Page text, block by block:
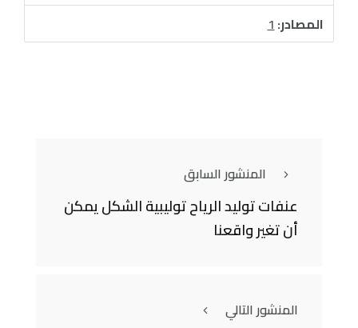
المصادر:1
المنشور السابق
عنفات توليد الرياح توليبية الشكل يمكن
أن تغير واقعنا
المنشور التالي